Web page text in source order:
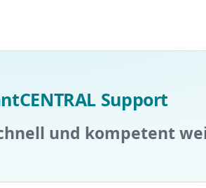
Support
und kompetent